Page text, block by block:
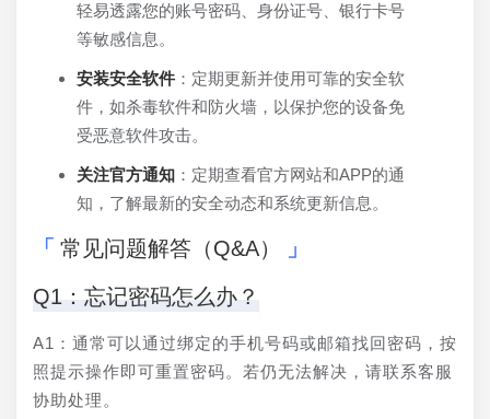
轻易透露您的账号密码、身份证号、银行卡号
等敏感信息。
安装安全软件 ：定期更新并使用可靠的安全软
件，如杀毒软件和防火墙，以保护您的设备免
受恶意软件攻击。
关注官方通知 ：定期查看官方网站和APP的通
知，了解最新的安全动态和系统更新信息。
常见问题解答（Q&A）
Q1：忘记密码怎么办？
A1：通常可以通过绑定的手机号码或邮箱找回密码，按
照提示操作即可重置密码。若仍无法解决，请联系客服
协助处理。